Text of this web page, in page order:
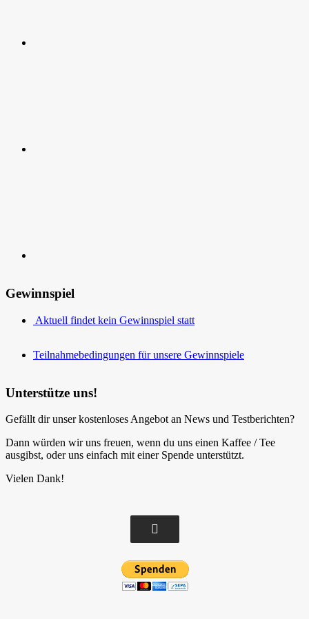
Gewinnspiel
Aktuell findet kein Gewinnspiel statt
Teilnahmebedingungen für unsere Gewinnspiele
Unterstütze uns!
Gefällt dir unser kostenloses Angebot an News und Testberichten?
Dann würden wir uns freuen, wenn du uns einen Kaffee / Tee
ausgibst, oder uns einfach mit einer Spende unterstützt.
Vielen Dank!